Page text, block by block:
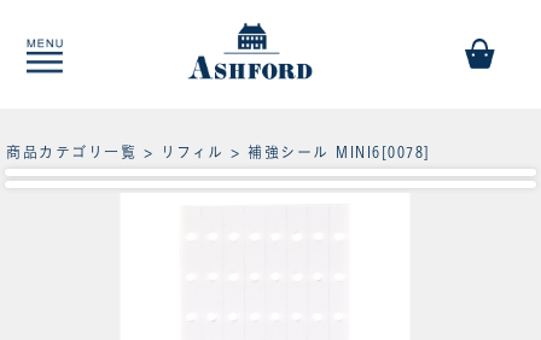
商品カテゴリ一覧 > リフィル > 補強シール MINI6[0078]